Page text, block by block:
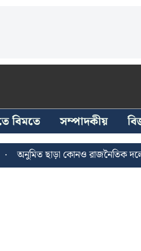
বিমতে সম্পাদকীয়
অনুমিত ছাড়া কোনও রাজনৈতিক